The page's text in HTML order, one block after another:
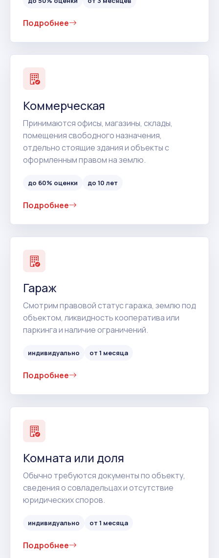
Подробнее
Коммерческая
Принимаются офисы, магазины, склады,
помещения свободного назначения,
отдельно стоящие здания и объекты с
оформленным правом на землю.
до 60% оценки до 10 лет
Подробнее
Гараж
Смотрим правовой статус гаража, землю под
объектом, ликвидность кооператива или
паркинга и наличие ограничений.
индивидуально от 1 месяца
Подробнее
Комната или доля
Обычно требуются документы по объекту,
сведения о совладельцах и отсутствие
юридических споров.
индивидуально от 1 месяца
Подробнее